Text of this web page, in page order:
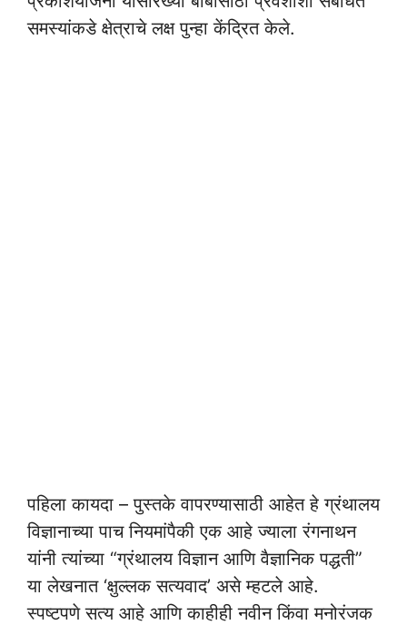
समस्यांकडे क्षेत्राचे लक्ष पुन्हा केंद्रित केले.
पहिला कायदा – पुस्तके वापरण्यासाठी आहेत हे ग्रंथालय
विज्ञानाच्या पाच नियमांपैकी एक आहे ज्याला रंगनाथन
यांनी त्यांच्या “ग्रंथालय विज्ञान आणि वैज्ञानिक पद्धती”
या लेखनात ‘क्षुल्लक सत्यवाद’ असे म्हटले आहे.
स्पष्टपणे सत्य आहे आणि काहीही नवीन किंवा मनोरंजक